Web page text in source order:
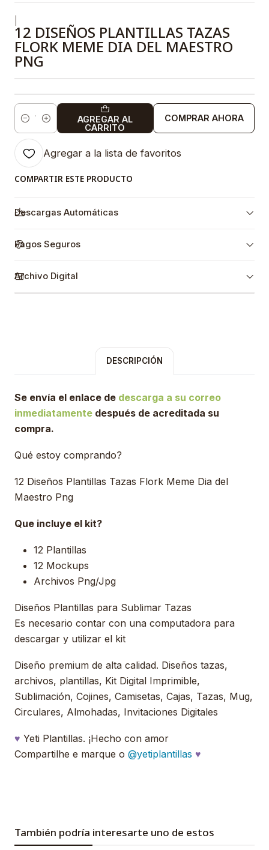
12 DISEÑOS PLANTILLAS TAZAS
FLORK MEME DIA DEL MAESTRO
PNG
Cantidad
AGREGAR AL
CARRITO
COMPRAR AHORA
Agregar a la lista de favoritos
COMPARTIR ESTE PRODUCTO
Descargas Automáticas
Pagos Seguros
Archivo Digital
DESCRIPCIÓN
Se envía el enlace de descarga a su correo
inmediatamente después de acreditada su
compra.
Qué estoy comprando?
12 Diseños Plantillas Tazas Flork Meme Dia del
Maestro Png
Que incluye el kit?
12 Plantillas
12 Mockups
Archivos Png/Jpg
Diseños Plantillas para Sublimar Tazas
Es necesario contar con una computadora para
descargar y utilizar el kit
Diseño premium de alta calidad. Diseños tazas,
archivos, plantillas, Kit Digital Imprimible,
Sublimación, Cojines, Camisetas, Cajas, Tazas, Mug,
Circulares, Almohadas, Invitaciones Digitales
♥ Yeti Plantillas. ¡Hecho con amor
Compartilhe e marque o @yetiplantillas ♥
También podría interesarte uno de estos